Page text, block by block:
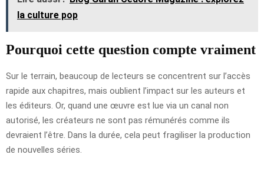
la culture pop
Pourquoi cette question compte vraiment
Sur le terrain, beaucoup de lecteurs se concentrent sur l’accès
rapide aux chapitres, mais oublient l’impact sur les auteurs et
les éditeurs. Or, quand une œuvre est lue via un canal non
autorisé, les créateurs ne sont pas rémunérés comme ils
devraient l’être. Dans la durée, cela peut fragiliser la production
de nouvelles séries.